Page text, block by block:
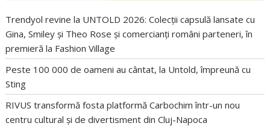
Trendyol revine la UNTOLD 2026: Colecții capsulă lansate cu
Gina, Smiley și Theo Rose și comercianți români parteneri, în
premieră la Fashion Village
Peste 100 000 de oameni au cântat, la Untold, împreună cu
Sting
RIVUS transformă fosta platformă Carbochim într-un nou
centru cultural și de divertisment din Cluj-Napoca